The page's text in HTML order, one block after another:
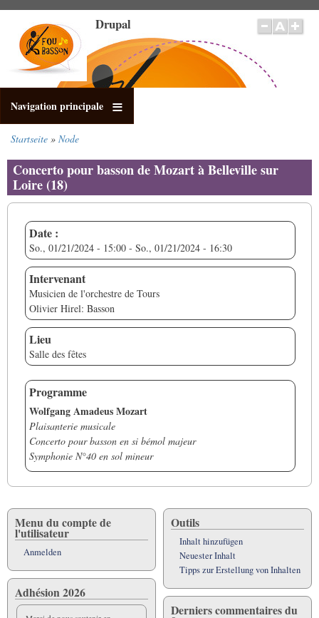
Inhalt
Drupal
Navigation principale
Startseite Node
Concerto pour basson de Mozart à Belleville sur
Loire (18)
Date :
So., 01/21/2024 - 15:00 - So., 01/21/2024 - 16:30
Intervenant
Musicien de l'orchestre de Tours
Olivier Hirel: Basson
Lieu
Salle des fêtes
Programme
Wolfgang Amadeus Mozart
Plaisanterie musicale
Concerto pour basson en si bémol majeur
Symphonie N°40 en sol mineur
Menu du compte de
l'utilisateur
Anmelden
Adhésion 2026
Outils
Inhalt hinzufügen
Neuester Inhalt
Tipps zur Erstellung von Inhalten
Derniers commentaires du